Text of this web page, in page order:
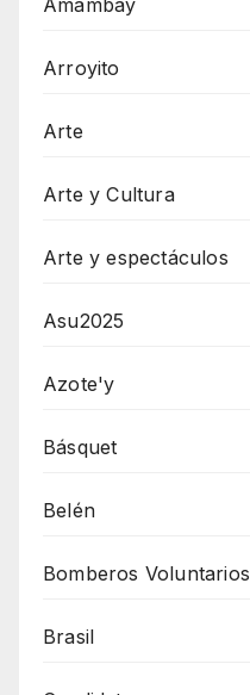
Arroyito
Arte
Arte y Cultura
Arte y espectáculos
Asu2025
Azote'y
Básquet
Belén
Bomberos Voluntarios
Brasil